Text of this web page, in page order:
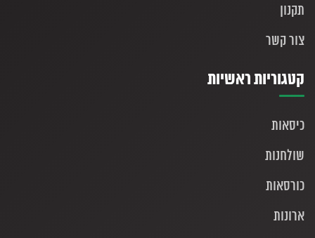
תקנון
צור קשר
קטגוריות ראשיות
כיסאות
שולחנות
כורסאות
ארונות